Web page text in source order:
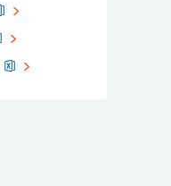
Xlsx, 40 kB.
Docx, 61.7 kB.
Xlsx, 487.3 kB.